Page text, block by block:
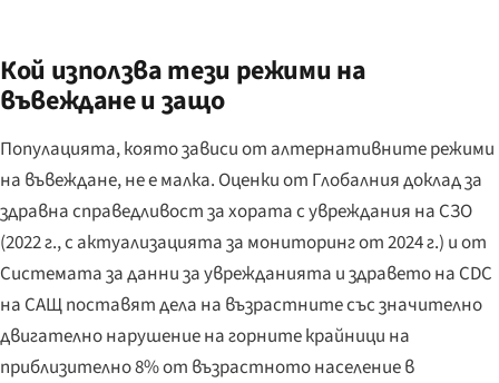
Кой използва тези режими на
въвеждане и защо
Популацията, която зависи от алтернативните режими
на въвеждане, не е малка. Оценки от Глобалния доклад за
здравна справедливост за хората с увреждания на СЗО
(2022 г., с актуализацията за мониторинг от 2024 г.) и от
Системата за данни за уврежданията и здраветона CDC
на САЩ поставят дела на възрастните със значително
двигателно нарушение на горните крайници на
приблизително 8% от възрастното население в